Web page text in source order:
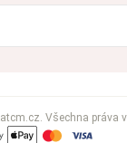
Všechna práva